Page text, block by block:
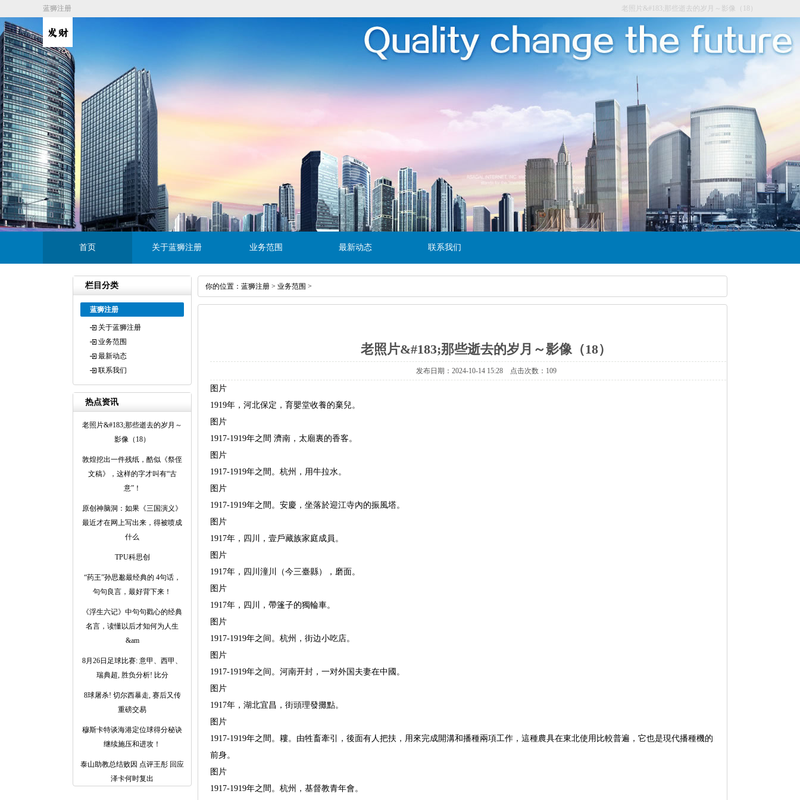
蓝狮注册 老照片&#183;那些逝去的岁月～影像（18）
首页 关于蓝狮注册 业务范围 最新动态 联系我们
栏目分类
蓝狮注册
关于蓝狮注册
业务范围
最新动态
联系我们
热点资讯
老照片&#183;那些逝去的岁月～
影像（18）
敦煌挖出一件残纸，酷似《祭侄
文稿》，这样的字才叫有“古
意”！
原创神脑洞：如果《三国演义》
最近才在网上写出来，得被喷成
什么
TPU科思创
“药王”孙思邈最经典的 4句话，
句句良言，最好背下来！
《浮生六记》中句句戳心的经典
名言，读懂以后才知何为人生
&am
8月26日足球比赛: 意甲、西甲、
瑞典超, 胜负分析! 比分
8球屠杀! 切尔西暴走, 赛后又传
重磅交易
穆斯卡特谈海港定位球得分秘诀
继续施压和进攻！
泰山助教总结败因 点评王彤 回应
泽卡何时复出
你的位置： 蓝狮注册 > 业务范围 >
老照片&#183;那些逝去的岁月～影像（18）
发布日期：2024-10-14 15:28 点击次数：109
图片
1919年，河北保定，育嬰堂收養的棄兒。
图片
1917-1919年之間 濟南，太廟裏的香客。
图片
1917-1919年之間。杭州，用牛拉水。
图片
1917-1919年之間。安慶，坐落於迎江寺內的振風塔。
图片
1917年，四川，壹戶藏族家庭成員。
图片
1917年，四川潼川（今三臺縣），磨面。
图片
1917年，四川，帶篷子的獨輪車。
图片
1917-1919年之间。杭州，街边小吃店。
图片
1917-1919年之间。河南开封，一对外国夫妻在中國。
图片
1917年，湖北宜昌，街頭理發攤點。
图片
1917-1919年之間。耬。由牲畜牽引，後面有人把扶，用來完成開溝和播種兩項工作，這種農具在東北使用比較普遍，它也是現代播種機的
前身。
图片
1917-1919年之間。杭州，基督教青年會。